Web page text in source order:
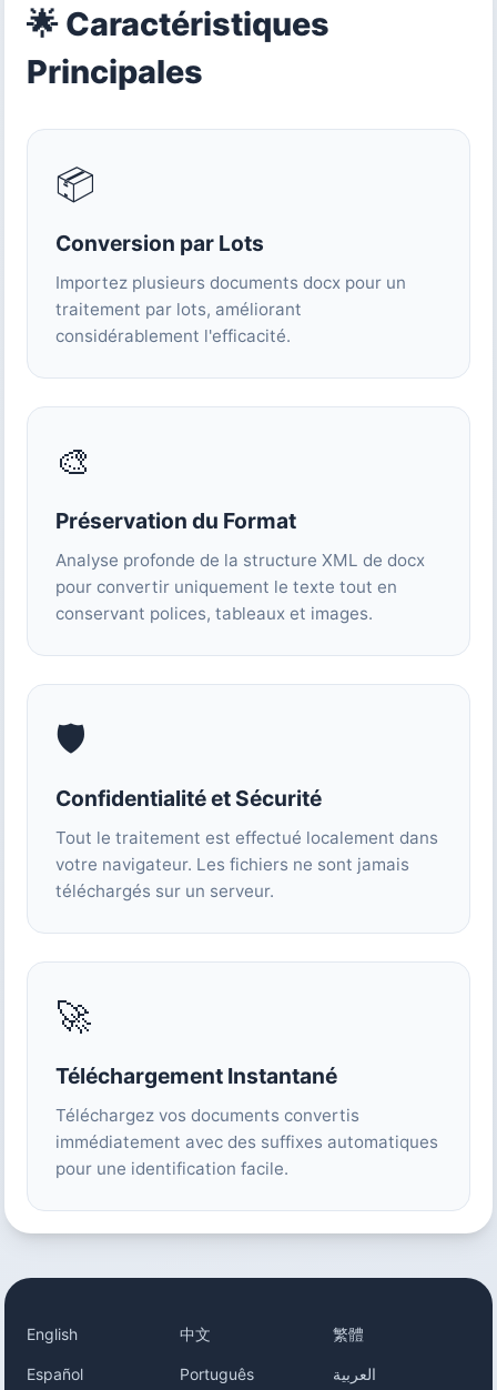
🌟 Caractéristiques
Principales
📦
Conversion par Lots
Importez plusieurs documents docx pour un
traitement par lots, améliorant
considérablement l'efficacité.
🎨
Préservation du Format
Analyse profonde de la structure XML de docx
pour convertir uniquement le texte tout en
conservant polices, tableaux et images.
🛡️
Confidentialité et Sécurité
Tout le traitement est effectué localement dans
votre navigateur. Les fichiers ne sont jamais
téléchargés sur un serveur.
🚀
Téléchargement Instantané
Téléchargez vos documents convertis
immédiatement avec des suffixes automatiques
pour une identification facile.
English 中文 繁體
Español Português العربية